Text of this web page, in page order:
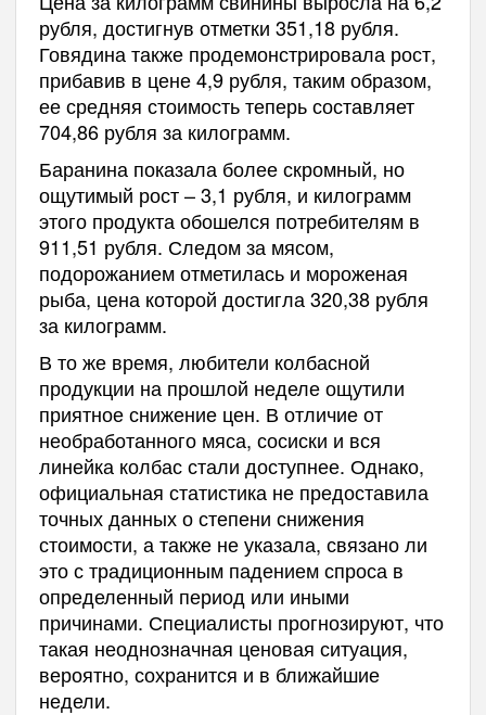
рубля, достигнув отметки 351,18 рубля.
Говядина также продемонстрировала рост,
прибавив в цене 4,9 рубля, таким образом,
ее средняя стоимость теперь составляет
704,86 рубля за килограмм.
Баранина показала более скромный, но
ощутимый рост – 3,1 рубля, и килограмм
этого продукта обошелся потребителям в
911,51 рубля. Следом за мясом,
подорожанием отметилась и мороженая
рыба, цена которой достигла 320,38 рубля
за килограмм.
В то же время, любители колбасной
продукции на прошлой неделе ощутили
приятное снижение цен. В отличие от
необработанного мяса, сосиски и вся
линейка колбас стали доступнее. Однако,
официальная статистика не предоставила
точных данных о степени снижения
стоимости, а также не указала, связано ли
это с традиционным падением спроса в
определенный период или иными
причинами. Специалисты прогнозируют, что
такая неоднозначная ценовая ситуация,
вероятно, сохранится и в ближайшие
недели.